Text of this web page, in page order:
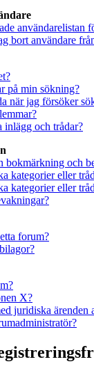
användarelistan
bort användare
på min sökning?
när jag försöker
inlägg och trådar?
bokmärkning och
kategorier eller
kategorier eller
forum?
X?
juridiska ärenden